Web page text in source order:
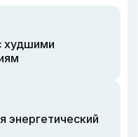
худшими
энергетический